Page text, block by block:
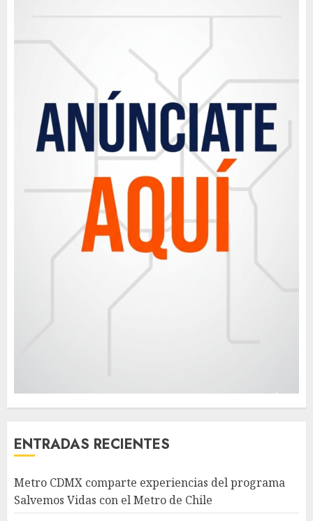
ENTRADAS RECIENTES
Metro CDMX comparte experiencias del programa
Salvemos Vidas con el Metro de Chile